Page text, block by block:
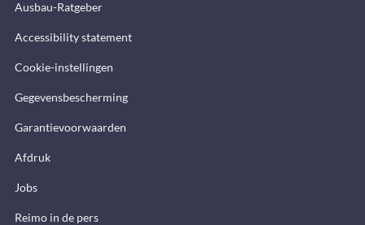
Ausbau-Ratgeber
Accessibility statement
Cookie-instellingen
Gegevensbescherming
Garantievoorwaarden
Afdruk
Jobs
Reimo in de pers